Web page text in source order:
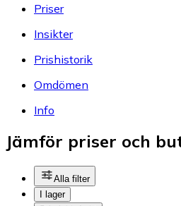
Priser
Insikter
Prishistorik
Omdömen
Info
Jämför priser och
Alla filter
I lager